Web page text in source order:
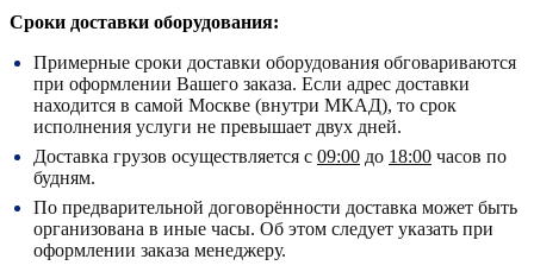
Сроки доставки оборудования:
Примерные сроки доставки оборудования обговариваются
при оформлении Вашего заказа. Если адрес доставки
находится в самой Москве (внутри МКАД), то срок
исполнения услуги не превышает двух дней.
Доставка грузов осуществляется с 09:00 до 18:00 часов по
будням.
По предварительной договорённости доставка может быть
организована в иные часы. Об этом следует указать при
оформлении заказа менеджеру.